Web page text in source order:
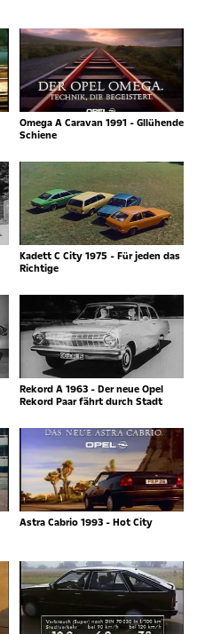
Omega A Caravan 1991 - Gllühende
Schiene
Kadett C City 1975 - Für jeden das
Richtige
Rekord A 1963 - Der neue Opel
Rekord Paar fährt durch Stadt
Astra Cabrio 1993 - Hot City